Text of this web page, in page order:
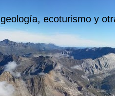
ecoturismo y